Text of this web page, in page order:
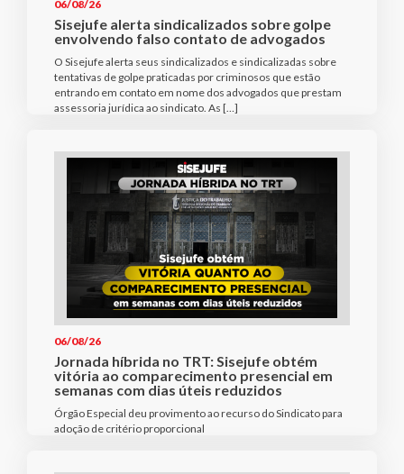
06/08/26
Sisejufe alerta sindicalizados sobre golpe
envolvendo falso contato de advogados
O Sisejufe alerta seus sindicalizados e sindicalizadas sobre
tentativas de golpe praticadas por criminosos que estão
entrando em contato em nome dos advogados que prestam
assessoria jurídica ao sindicato. As […]
06/08/26
Jornada híbrida no TRT: Sisejufe obtém
vitória ao comparecimento presencial em
semanas com dias úteis reduzidos
Órgão Especial deu provimento ao recurso do Sindicato para
adoção de critério proporcional